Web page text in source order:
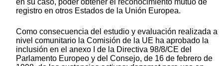
en su caso, poder obtener el reconocimiento mutuo de
registro en otros Estados de la Unión Europea.
Como consecuencia del estudio y evaluación realizada a
nivel comunitario la Comisión de la UE ha aprobado la
inclusión en el anexo I de la Directiva 98/8/CE del
Parlamento Europeo y del Consejo, de 16 de febrero de